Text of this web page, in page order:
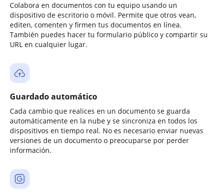
Colabora en documentos con tu equipo usando un
dispositivo de escritorio o móvil. Permite que otros vean,
editen, comenten y firmen tus documentos en línea.
También puedes hacer tu formulario público y compartir su
URL en cualquier lugar.
Guardado automático
Cada cambio que realices en un documento se guarda
automáticamente en la nube y se sincroniza en todos los
dispositivos en tiempo real. No es necesario enviar nuevas
versiones de un documento o preocuparse por perder
información.